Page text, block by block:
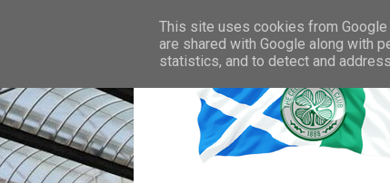
This site uses cookies from
are shared with Google along with
statistics, and to detect and